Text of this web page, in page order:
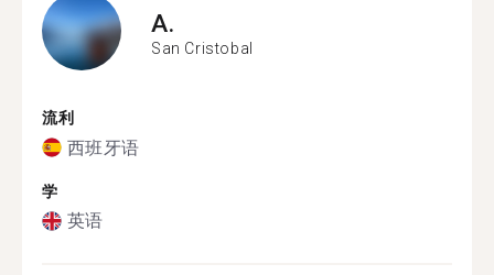
A.
San Cristobal
流利
西班牙语
学
英语